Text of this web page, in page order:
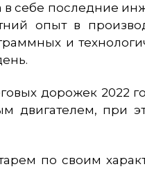
в себе последние
опыт в
и
дорожек
при
по своим